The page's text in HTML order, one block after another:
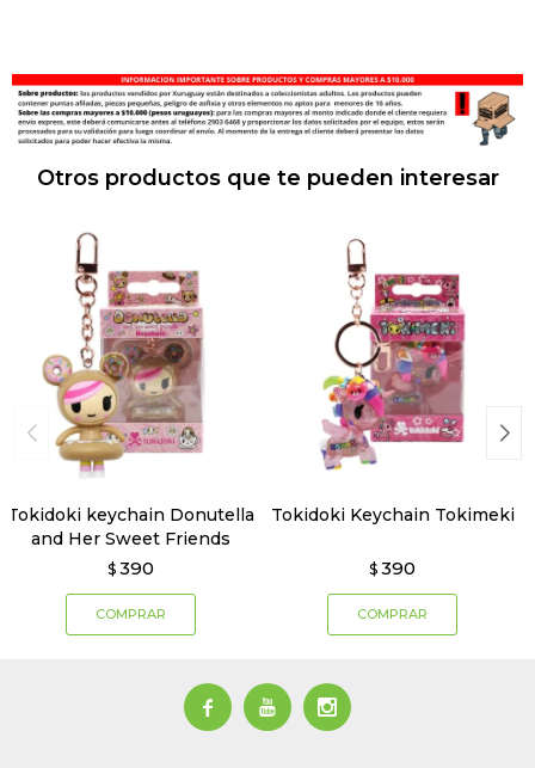
Otros productos que te pueden interesar
Tokidoki keychain Donutella
and Her Sweet Friends
$ 390
Tokidoki Keychain Tokimeki
$ 390
  